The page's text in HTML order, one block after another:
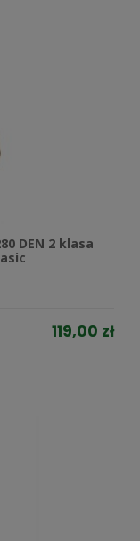
DEN 2 klasa
119,00 zł